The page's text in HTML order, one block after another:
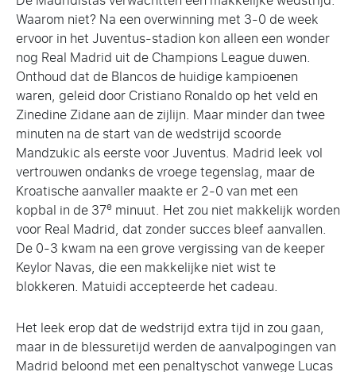
Waarom niet? Na een overwinning met 3-0 de week
ervoor in het Juventus-stadion kon alleen een wonder
nog Real Madrid uit de Champions League duwen.
Onthoud dat de Blancos de huidige kampioenen
waren, geleid door Cristiano Ronaldo op het veld en
Zinedine Zidane aan de zijlijn. Maar minder dan twee
minuten na de start van de wedstrijd scoorde
Mandzukic als eerste voor Juventus. Madrid leek vol
vertrouwen ondanks de vroege tegenslag, maar de
Kroatische aanvaller maakte er 2-0 van met een
kopbal in de 37e minuut. Het zou niet makkelijk worden
voor Real Madrid, dat zonder succes bleef aanvallen.
De 0-3 kwam na een grove vergissing van de keeper
Keylor Navas, die een makkelijke niet wist te
blokkeren. Matuidi accepteerde het cadeau.
Het leek erop dat de wedstrijd extra tijd in zou gaan,
maar in de blessuretijd werden de aanvalpogingen van
Madrid beloond met een penaltyschot vanwege Lucas